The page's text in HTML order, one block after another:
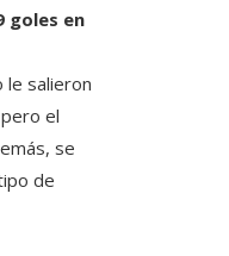
goles en
le salieron
el
se
de